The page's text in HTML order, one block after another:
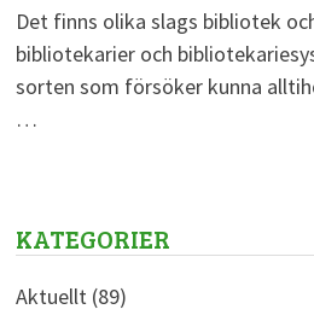
Det finns olika slags bibliotek
bibliotekarier och
sorten som försöker kunna
…
KATEGORIER
Aktuellt(89)